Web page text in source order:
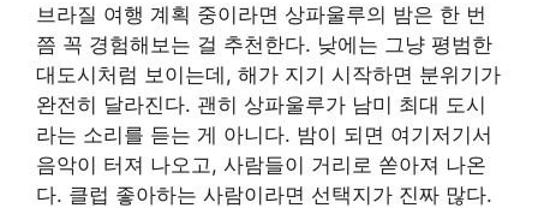
브라질 여행 계획 중이라면 상파울루의 밤은 한 번
쯤 꼭 경험해보는 걸 추천한다. 낮에는 그냥 평범한
대도시처럼 보이는데, 해가 지기 시작하면 분위기가
완전히 달라진다. 괜히 상파울루가 남미 최대 도시
라는 소리를 듣는 게 아니다. 밤이 되면 여기저기서
음악이 터져 나오고, 사람들이 거리로 쏟아져 나온
다. 클럽 좋아하는 사람이라면 선택지가 진짜 많다.